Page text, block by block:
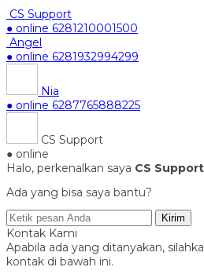
CS Support
● online 6281210001500
Angel
● online 6281932994299
Nia
● online 6287765888225
CS Support
● online
Halo, perkenalkan saya CS Support
Ada yang bisa saya bantu?
Kirim
Kontak Kami
Apabila ada yang ditanyakan,
kontak di bawah ini.